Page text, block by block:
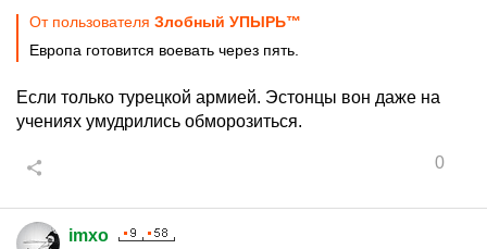
От пользователя Злобный УПЫРЬ™
Европа готовится воевать через пять.
Если только турецкой армией. Эстонцы вон даже на
учениях умудрились обморозиться.
0
imxo